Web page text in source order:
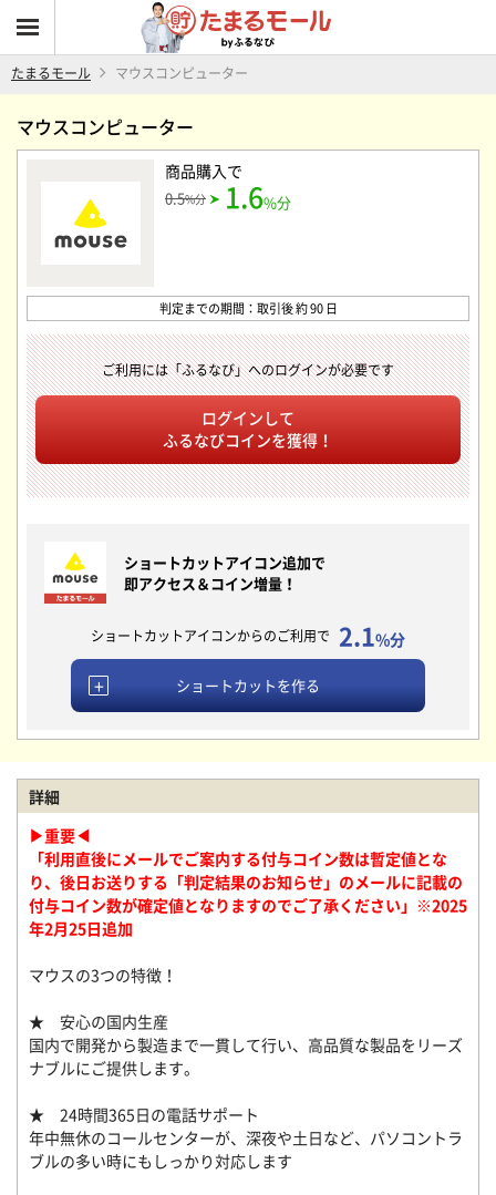
たまるモール マウスコンピューター
マウスコンピューター
商品購入で
0.5%分 1.6%分
判定までの期間：取引後 約 90 日
ご利用には「ふるなび」へのログインが必要です
ログインして
ふるなびコインを獲得！
ショートカットアイコン追加で
即アクセス＆コイン増量！
ショートカットアイコンからのご利用で 2.1%分
ショートカットを作る
詳細
▶重要◀
「利用直後にメールでご案内する付与コイン数は暫定値とな
り、後日お送りする「判定結果のお知らせ」のメールに記載の
付与コイン数が確定値となりますのでご了承ください」※2025
年2月25日追加
マウスの3つの特徴！
★ 安心の国内生産
国内で開発から製造まで一貫して行い、高品質な製品をリーズ
ナブルにご提供します。
★ 24時間365日の電話サポート
年中無休のコールセンターが、深夜や土日など、パソコントラ
ブルの多い時にもしっかり対応します